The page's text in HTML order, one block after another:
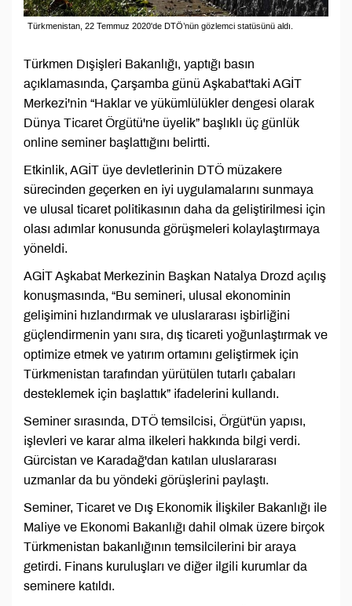
Türkmenistan, 22 Temmuz 2020'de DTÖ’nün gözlemci statüsünü aldı.
Türkmen Dışişleri Bakanlığı, yaptığı basın
açıklamasında, Çarşamba günü Aşkabat'taki AGİT
Merkezi'nin “Haklar ve yükümlülükler dengesi olarak
Dünya Ticaret Örgütü'ne üyelik” başlıklı üç günlük
online seminer başlattığını belirtti.
Etkinlik, AGİT üye devletlerinin DTÖ müzakere
sürecinden geçerken en iyi uygulamalarını sunmaya
ve ulusal ticaret politikasının daha da geliştirilmesi için
olası adımlar konusunda görüşmeleri kolaylaştırmaya
yöneldi.
AGİT Aşkabat Merkezinin Başkan Natalya Drozd açılış
konuşmasında, “Bu semineri, ulusal ekonominin
gelişimini hızlandırmak ve uluslararası işbirliğini
güçlendirmenin yanı sıra, dış ticareti yoğunlaştırmak ve
optimize etmek ve yatırım ortamını geliştirmek için
Türkmenistan tarafından yürütülen tutarlı çabaları
desteklemek için başlattık” ifadelerini kullandı.
Seminer sırasında, DTÖ temsilcisi, Örgüt'ün yapısı,
işlevleri ve karar alma ilkeleri hakkında bilgi verdi.
Gürcistan ve Karadağ'dan katılan uluslararası
uzmanlar da bu yöndeki görüşlerini paylaştı.
Seminer, Ticaret ve Dış Ekonomik İlişkiler Bakanlığı ile
Maliye ve Ekonomi Bakanlığı dahil olmak üzere birçok
Türkmenistan bakanlığının temsilcilerini bir araya
getirdi. Finans kuruluşları ve diğer ilgili kurumlar da
seminere katıldı.